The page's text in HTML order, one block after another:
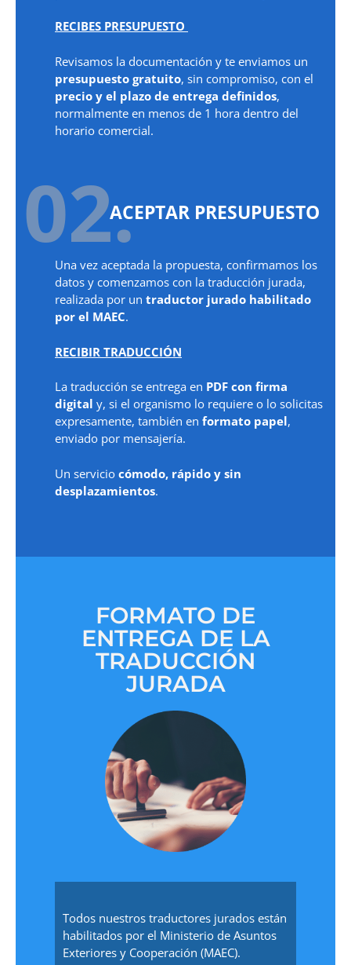
RECIBES PRESUPUESTO
Revisamos la documentación y te enviamos un
presupuesto gratuito, sin compromiso, con el
precio y el plazo de entrega definidos,
normalmente en menos de 1 hora dentro del
horario comercial.
02.ACEPTAR PRESUPUESTO
Una vez aceptada la propuesta, confirmamos los
datos y comenzamos con la traducción jurada,
realizada por un traductor jurado habilitado
por el MAEC.
RECIBIR TRADUCCIÓN
La traducción se entrega en PDF con firma
digital y, si el organismo lo requiere o lo solicitas
expresamente, también en formato papel,
enviado por mensajería.
Un servicio cómodo, rápido y sin
desplazamientos.
FORMATO DE
ENTREGA DE LA
TRADUCCIÓN
JURADA
Todos nuestros traductores jurados están
habilitados por el Ministerio de Asuntos
Exteriores y Cooperación (MAEC).